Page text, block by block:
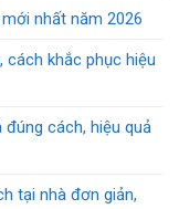
nhất năm 2026
cách khắc phục hiệu
cách, hiệu quả
tại nhà đơn giản,